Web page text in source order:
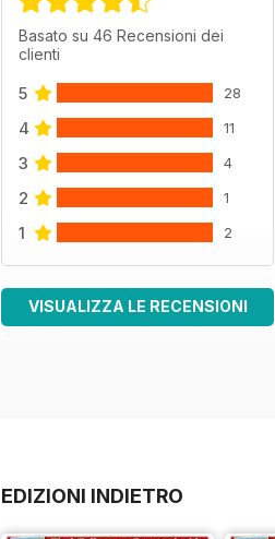
Basato su 46 Recensioni dei
clienti
5 28
4 11
3 4
2 1
1 2
VISUALIZZA LE RECENSIONI
EDIZIONI INDIETRO